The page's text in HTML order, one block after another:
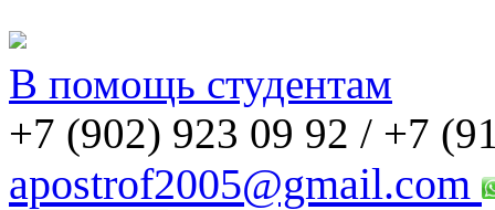
В помощь студентам
+7 (902) 923 09 92 / +7
apostrof2005@gmail.com